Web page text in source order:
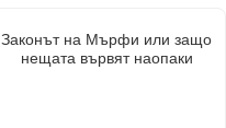
Законът на Мърфи или защо
нещата вървят наопаки